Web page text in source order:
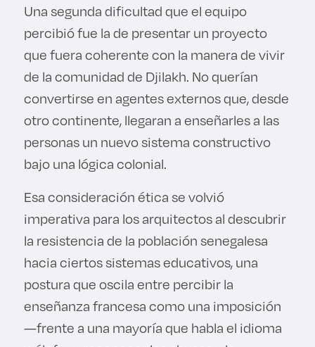
Una segunda dificultad que el equipo
percibió fue la de presentar un proyecto
que fuera coherente con la manera de vivir
de la comunidad de Djilakh. No querían
convertirse en agentes externos que, desde
otro continente, llegaran a enseñarles a las
personas un nuevo sistema constructivo
bajo una lógica colonial.
Esa consideración ética se volvió
imperativa para los arquitectos al descubrir
la resistencia de la población senegalesa
hacia ciertos sistemas educativos, una
postura que oscila entre percibir la
enseñanza francesa como una imposición
—frente a una mayoría que habla el idioma